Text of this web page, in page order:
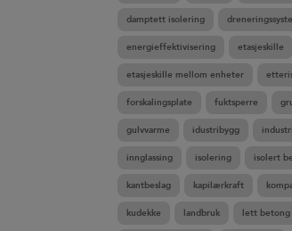
damptett isolering
energieffektivisering etasjeskille
etasjeskille mellom enheter
forskalingsplate fuktsperre
gulvvarme idustribygg
innglassing isolering isolert
kantbeslag kapilærkraft
kudekke landbruk lett betong